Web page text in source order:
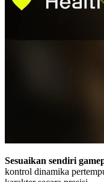
Sesuaikan sendiri
kontrol dinamika